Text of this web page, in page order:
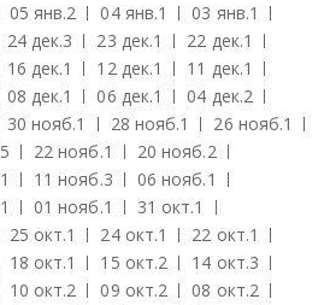
05 янв.2 04 янв.1 03 янв.1
24 дек.3 23 дек.1 22 дек.1
16 дек.1 12 дек.1 11 дек.1
08 дек.1 06 дек.1 04 дек.2
30 нояб.1 28 нояб.1 26 нояб.1
5 22 нояб.1 20 нояб.2
1 11 нояб.3 06 нояб.1
1 01 нояб.1 31 окт.1
25 окт.1 24 окт.1 22 окт.1
18 окт.1 15 окт.2 14 окт.3
10 окт.2 09 окт.2 08 окт.2